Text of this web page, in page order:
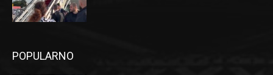
POPULARNO